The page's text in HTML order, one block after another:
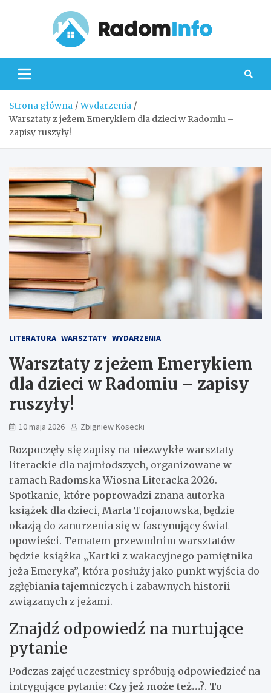
Strona główna
Wydarzenia
Warsztaty z jeżem Emerykiem dla dzieci w Radomiu –
zapisy ruszyły!
LITERATURA WARSZTATY WYDARZENIA
Warsztaty z jeżem Emerykiem
dla dzieci w Radomiu – zapisy
ruszyły!
10 maja 2026 Zbigniew Kosecki
Rozpoczęły się zapisy na niezwykłe warsztaty
literackie dla najmłodszych, organizowane w
ramach Radomska Wiosna Literacka 2026.
Spotkanie, które poprowadzi znana autorka
książek dla dzieci, Marta Trojanowska, będzie
okazją do zanurzenia się w fascynujący świat
opowieści. Tematem przewodnim warsztatów
będzie książka „Kartki z wakacyjnego pamiętnika
jeża Emeryka”, która posłuży jako punkt wyjścia do
zgłębiania tajemniczych i zabawnych historii
związanych z jeżami.
Znajdź odpowiedź na nurtujące
pytanie
Podczas zajęć uczestnicy spróbują odpowiedzieć na
intrygujące pytanie: Czy jeż może też…?. To